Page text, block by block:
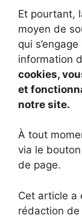
Et pourtant,
moyen de
qui
information
cookies,
et
notre site.
À tout
via le
de page.
Cet article a
rédaction